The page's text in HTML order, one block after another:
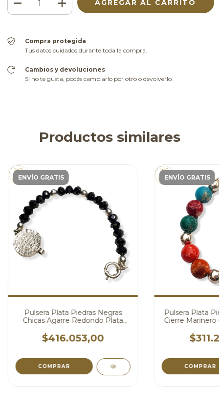
Compra protegida
Tus datos cuidados durante toda la compra.
Cambios y devoluciones
Si no te gusta, podés cambiarlo por otro o devolverlo.
Productos similares
ENVÍO GRATIS
Pulsera Plata Piedras Negras
Chicas Agarre Redondo Plata
$416.053,00
COMPRAR
ENVÍO GRATIS
Pulsera Plata
Cierre
COMPRAR